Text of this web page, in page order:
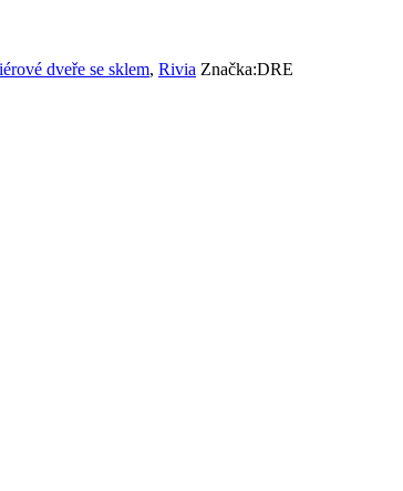
dveře se sklem, Rivia Značka:DRE